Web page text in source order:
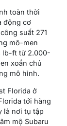
toàn thời
động cơ
suất 271
mô-men
lb-ft từ 2.000-
xoắn chủ
mô hình.
Florida ở
tới hàng
là nơi tụ tập
mộ Subaru